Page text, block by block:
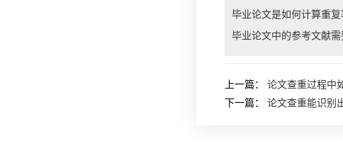
毕业论文是如何计算重复
毕业论文中的参考文献需
上一篇： 论文查重过程中
下一篇： 论文查重能识别